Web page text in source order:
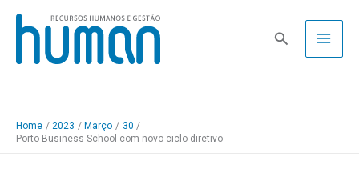
Skip
content
Pesquisa
Home 2023 Março
30
Porto Business School com novo ciclo diretivo